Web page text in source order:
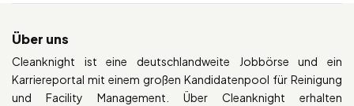
Über uns
Cleanknight ist eine deutschlandweite Jobbörse und ein
Karriereportal mit einem großen Kandidatenpool für Reinigung
und Facility Management. Über Cleanknight erhalten